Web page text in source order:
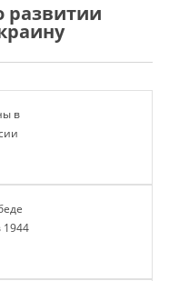
развитии
в